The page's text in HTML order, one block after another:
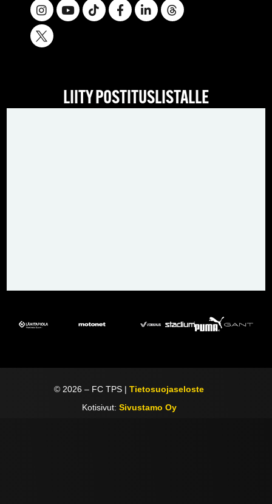
LIITY POSTITUSLISTALLE
© 2026 – FC TPS |Tietosuojaseloste
Kotisivut: Sivustamo Oy